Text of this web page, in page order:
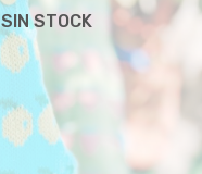
SIN STOCK